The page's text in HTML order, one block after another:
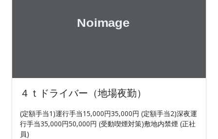
４ｔドライバー（地場夜勤）
(定額手当1)運行手当15,000円35,000円 (定額手当2)深夜運
行手当35,000円50,000円 (受動喫煙対策)敷地内禁煙 (正社
員)